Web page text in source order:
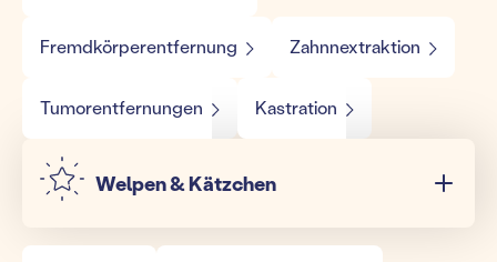
Fremdkörperentfernung Zahnnextraktion
Tumorentfernungen Kastration
Welpen & Kätzchen